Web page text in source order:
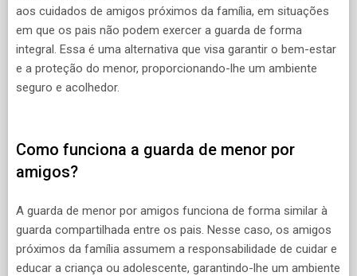
aos cuidados de amigos próximos da família, em situações
em que os pais não podem exercer a guarda de forma
integral. Essa é uma alternativa que visa garantir o bem-estar
e a proteção do menor, proporcionando-lhe um ambiente
seguro e acolhedor.
Como funciona a guarda de menor por
amigos?
A guarda de menor por amigos funciona de forma similar à
guarda compartilhada entre os pais. Nesse caso, os amigos
próximos da família assumem a responsabilidade de cuidar e
educar a criança ou adolescente, garantindo-lhe um ambiente